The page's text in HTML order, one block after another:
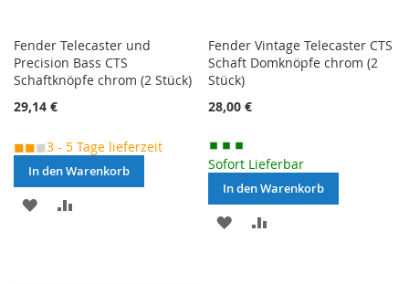
Fender Telecaster und
Precision Bass CTS
Schaftknöpfe chrom (2 Stück)
29,14 €
◼◼◼3 - 5 Tage lieferzeit
In den Warenkorb
MERKEN
Fender Vintage Telecaster CTS
Schaft Domknöpfe chrom (2
Stück)
28,00 €
Sofort Lieferbar
In den Warenkorb
MERKEN